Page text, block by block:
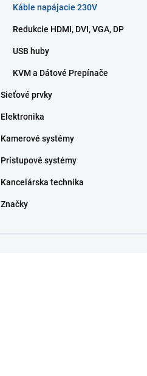
Káble napájacie 230V
Redukcie HDMI, DVI, VGA, DP
USB huby
KVM a Dátové Prepínače
Sieťové prvky
Elektronika
Kamerové systémy
Prístupové systémy
Kancelárska technika
Značky